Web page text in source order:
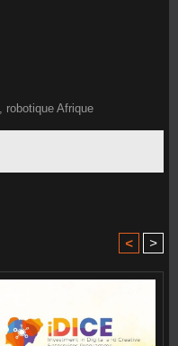
robotique Afrique
< >